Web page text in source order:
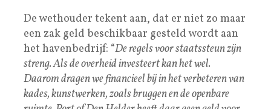
De wethouder tekent aan, dat er niet zo maar
een zak geld beschikbaar gesteld wordt aan
het havenbedrijf: “De regels voor staatssteun zijn
streng. Als de overheid investeert kan het wel.
Daarom dragen we financieel bij in het verbeteren van
kades, kunstwerken, zoals bruggen en de openbare